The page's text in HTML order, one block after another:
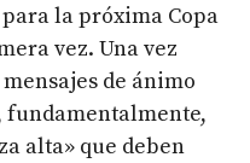
la próxima Copa
vez. Una vez
de ánimo
fundamentalmente,
alta» que deben